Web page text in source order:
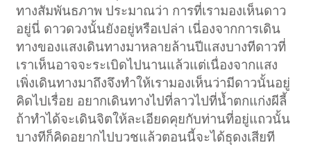
ทางสัมพันธภาพ ประมาณว่า การที่เรามองเห็นดาว
อยู่นี่ ดาวดวงนั้นยังอยู่หรือเปล่า เนี่องจากการเดิน
ทางของแสงเดินทางมาหลายล้านปีแสงบางทีดาวที่
เราเห็นอาจจะระเบิดไปนานแล้วแต่เนื่องจากแสง
เพิ่งเดินทางมาถึงจึงทำให้เรามองเห็นว่ามีดาวนั้นอยู่
คิดไปเรื่อย อยากเดินทางไปที่ลาวไปที่น้ำตกแก่งผีลี้
ถ้าทำได้จะเดินจิตให้ละเอียดคุยกับท่านที่อยู่แถวนั้น
บางทีก็คิดอยากไปบวชแล้วตอนนี้จะได้ธุดงเสียที